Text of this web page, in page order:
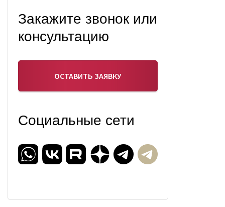
Закажите звонок или
консультацию
ОСТАВИТЬ ЗАЯВКУ
Социальные сети